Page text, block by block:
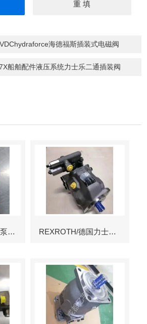
海德福斯插装式电磁阀
船舶配件液压系统力士乐二通插装阀
BIERI微型轴向柱塞泵AKP REXROTH/德国力士乐叶片泵